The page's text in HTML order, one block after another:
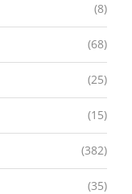
(8)
(68)
(25)
(15)
(382)
(35)